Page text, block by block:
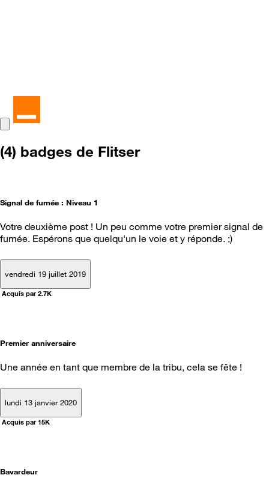
(4) badges de Flitser
Signal de fumée : Niveau 1
Votre deuxième post ! Un peu comme votre premier signal de
fumée. Espérons que quelqu'un le voie et y réponde. ;)
vendredi 19 juillet 2019
Acquis par 2.7K
Premier anniversaire
Une année en tant que membre de la tribu, cela se fête !
lundi 13 janvier 2020
Acquis par 15K
Bavardeur